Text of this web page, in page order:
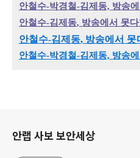
안철수-박경철-김제동, 방송
안철수-김제동, 방송에서 못
안철수-김제동, 방송에서 못
안철수-박경철-김제동, 방송
안랩 사보 보안세상